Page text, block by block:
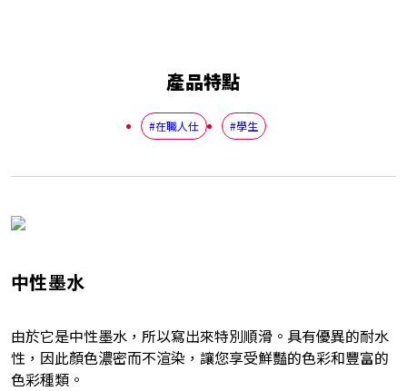
產品特點
#在職人仕 #學生
中性墨水
由於它是中性墨水，所以寫出來特別順滑。具有優異的耐水
性，因此顏色濃密而不渲染，讓您享受鮮豔的色彩和豐富的
色彩種類。